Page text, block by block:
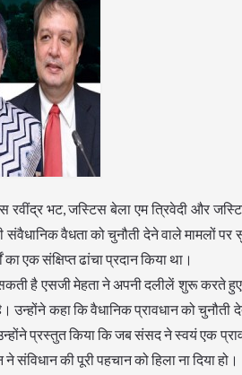
भट, जस्टिस बेला एम त्रिवेदी और
वैधता को चुनौती देने वाले मामलों पर
एक संक्षिप्त ढांचा प्रदान किया था।
सकती है एसजी मेहता ने अपनी दलीलें शुरू करते
कहा कि वैधानिक प्रावधान को चुनौती
प्रस्तुत किया कि जब संसद ने स्वयं एक
की पूरी पहचान को हिला ना दिया हो।